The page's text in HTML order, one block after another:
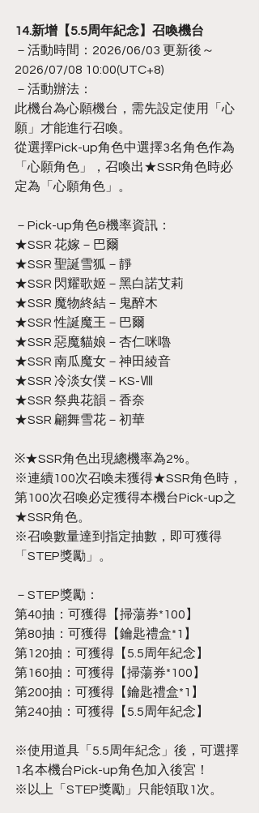
14.新增【5.5周年紀念】召喚機台
－活動時間：2026/06/03 更新後～
2026/07/08 10:00(UTC+8)
－活動辦法：
此機台為心願機台，需先設定使用「心
願」才能進行召喚。
從選擇Pick-up角色中選擇3名角色作為
「心願角色」，召喚出★SSR角色時必
定為「心願角色」。
－Pick-up角色&機率資訊：
★SSR 花嫁－巴爾
★SSR 聖誕雪狐－靜
★SSR 閃耀歌姬－黑白諾艾莉
★SSR 魔物終結－鬼醉木
★SSR 性誕魔王－巴爾
★SSR 惡魔貓娘－杏仁咪嚕
★SSR 南瓜魔女－神田綾音
★SSR 冷淡女僕－KS-Ⅷ
★SSR 祭典花韻－香奈
★SSR 翩舞雪花－初華
※★SSR角色出現總機率為2%。
※連續100次召喚未獲得★SSR角色時，
第100次召喚必定獲得本機台Pick-up之
★SSR角色。
※召喚數量達到指定抽數，即可獲得
「STEP獎勵」。
－STEP獎勵：
第40抽：可獲得【掃蕩券*100】
第80抽：可獲得【鑰匙禮盒*1】
第120抽：可獲得【5.5周年紀念】
第160抽：可獲得【掃蕩券*100】
第200抽：可獲得【鑰匙禮盒*1】
第240抽：可獲得【5.5周年紀念】
※使用道具「5.5周年紀念」後，可選擇
1名本機台Pick-up角色加入後宮！
※以上「STEP獎勵」只能領取1次。